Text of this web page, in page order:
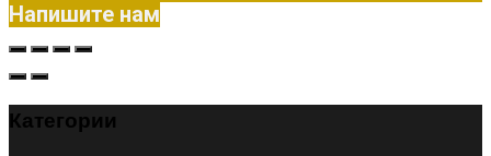
Напишите нам
Категории